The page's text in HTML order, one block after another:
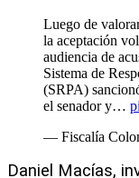
Luego de
la aceptación
audiencia de
Sistema de
(SRPA)
el senador y…
— Fiscalía
Daniel Macías,